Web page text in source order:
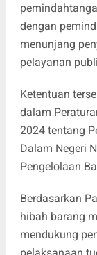
dengan
menunjang
pelayanan
Ketentuan
dalam
2024 tentang
Dalam Negeri
Pengelolaan
Berdasarkan
hibah barang
mendukung